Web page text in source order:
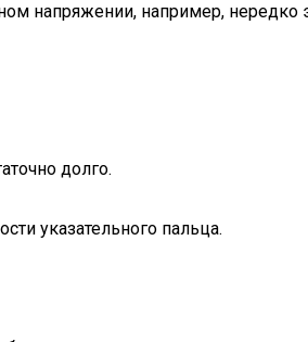
напряжении, например, нередко
долго.
указательного пальца.